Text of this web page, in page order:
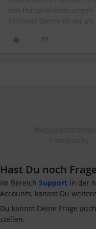
von
Kontakt? Gerne direkt
Hast Du noch
Im Bereich Support in der
Accounts, kannst Du
Du kannst Deine Frage
stellen.